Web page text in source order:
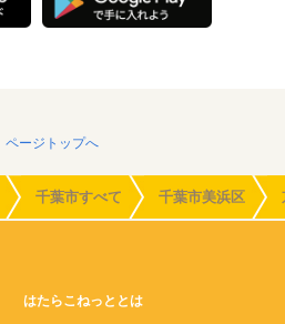
ページトップへ
千葉市すべて 千葉市美浜区
はたらこねっととは